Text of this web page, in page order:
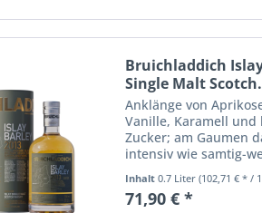
Bruichladdich
Single Malt
Anklänge von
Vanille, Karamell und
Zucker; am Gaumen
intensiv wie samtig-
schönen Tiefe und
minutenlangen Finish
Inhalt 0.7 Liter (102,71 € * /
71,90 € *